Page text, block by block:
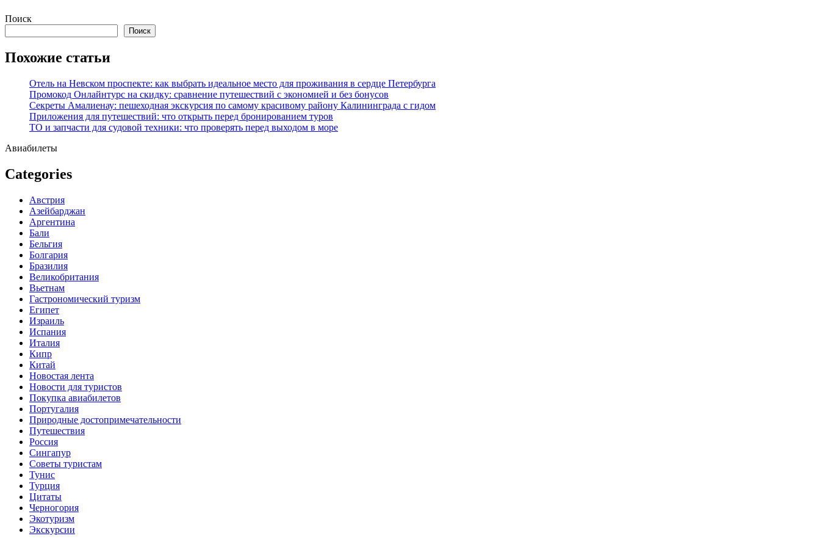
Перейти
содержимому
Поиск
Поиск
Похожие статьи
Отель на Невском проспекте: как выбрать идеальное место для проживания в сердце Петербурга
Промокод Онлайнтурс на скидку: сравнение путешествий с экономией и без бонусов
Секреты Амалиенау: пешеходная экскурсия по самому красивому району Калининграда с гидом
Приложения для путешествий: что открыть перед бронированием туров
ТО и запчасти для судовой техники: что проверять перед выходом в море
Авиабилеты
Categories
Австрия
Азейбарджан
Аргентина
Бали
Бельгия
Болгария
Бразилия
Великобритания
Вьетнам
Гастрономический туризм
Египет
Израиль
Испания
Италия
Кипр
Китай
Новостая лента
Новости для туристов
Покупка авиабилетов
Португалия
Природные достопримечательности
Путешествия
Россия
Сингапур
Советы туристам
Тунис
Турция
Цитаты
Черногория
Экотуризм
Экскурсии